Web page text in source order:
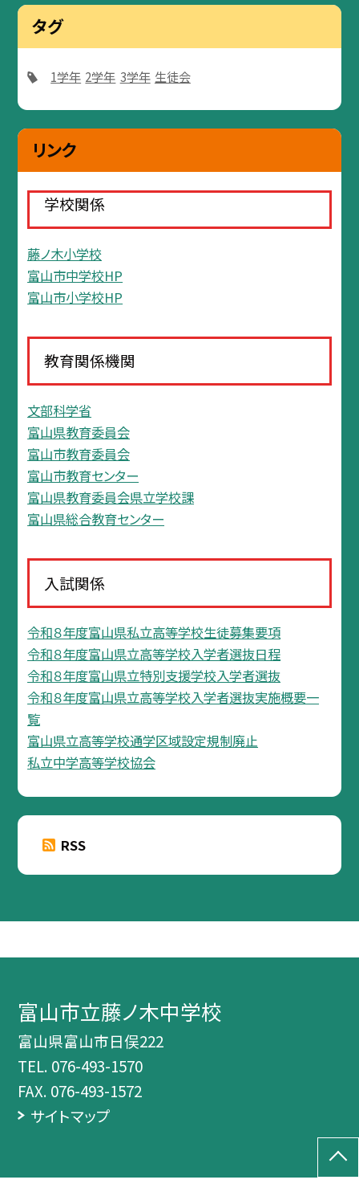
タグ
1学年 2学年 3学年 生徒会
リンク
学校関係
藤ノ木小学校
富山市中学校HP
富山市小学校HP
教育関係機関
文部科学省
富山県教育委員会
富山市教育委員会
富山市教育センター
富山県教育委員会県立学校課
富山県総合教育センター
入試関係
令和８年度富山県私立高等学校生徒募集要項
令和８年度富山県立高等学校入学者選抜日程
令和８年度富山県立特別支援学校入学者選抜
令和８年度富山県立高等学校入学者選抜実施概要一
覧
富山県立高等学校通学区域設定規制廃止
私立中学高等学校協会
RSS
富山市立藤ノ木中学校
富山県富山市日俣222
TEL. 076-493-1570
FAX. 076-493-1572
サイトマップ